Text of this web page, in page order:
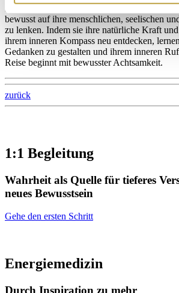
bewusst auf ihre menschlichen, seelischen
zu lenken. Indem sie ihre natürliche Kraft
ihrem inneren Kompass neu entdecken,
Gedanken zu gestalten und ihrem inneren
Reise beginnt mit bewusster Achtsamkeit.
zurück
1:1 Begleitung
Wahrheit als Quelle für tieferes
neues Bewusstsein
Gehe den ersten Schritt
Energiemedizin
Durch Inspiration zu mehr